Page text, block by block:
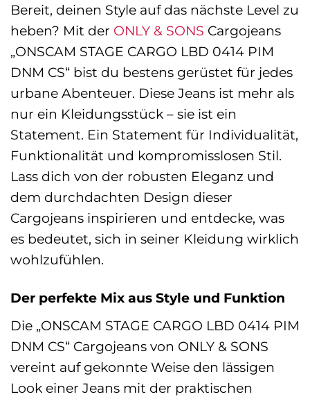
Bereit, deinen Style auf das nächste Level zu
heben? Mit der ONLY & SONS Cargojeans
„ONSCAM STAGE CARGO LBD 0414 PIM
DNM CS“ bist du bestens gerüstet für jedes
urbane Abenteuer. Diese Jeans ist mehr als
nur ein Kleidungsstück – sie ist ein
Statement. Ein Statement für Individualität,
Funktionalität und kompromisslosen Stil.
Lass dich von der robusten Eleganz und
dem durchdachten Design dieser
Cargojeans inspirieren und entdecke, was
es bedeutet, sich in seiner Kleidung wirklich
wohlzufühlen.
Der perfekte Mix aus Style und Funktion
Die „ONSCAM STAGE CARGO LBD 0414 PIM
DNM CS“ Cargojeans von ONLY & SONS
vereint auf gekonnte Weise den lässigen
Look einer Jeans mit der praktischen